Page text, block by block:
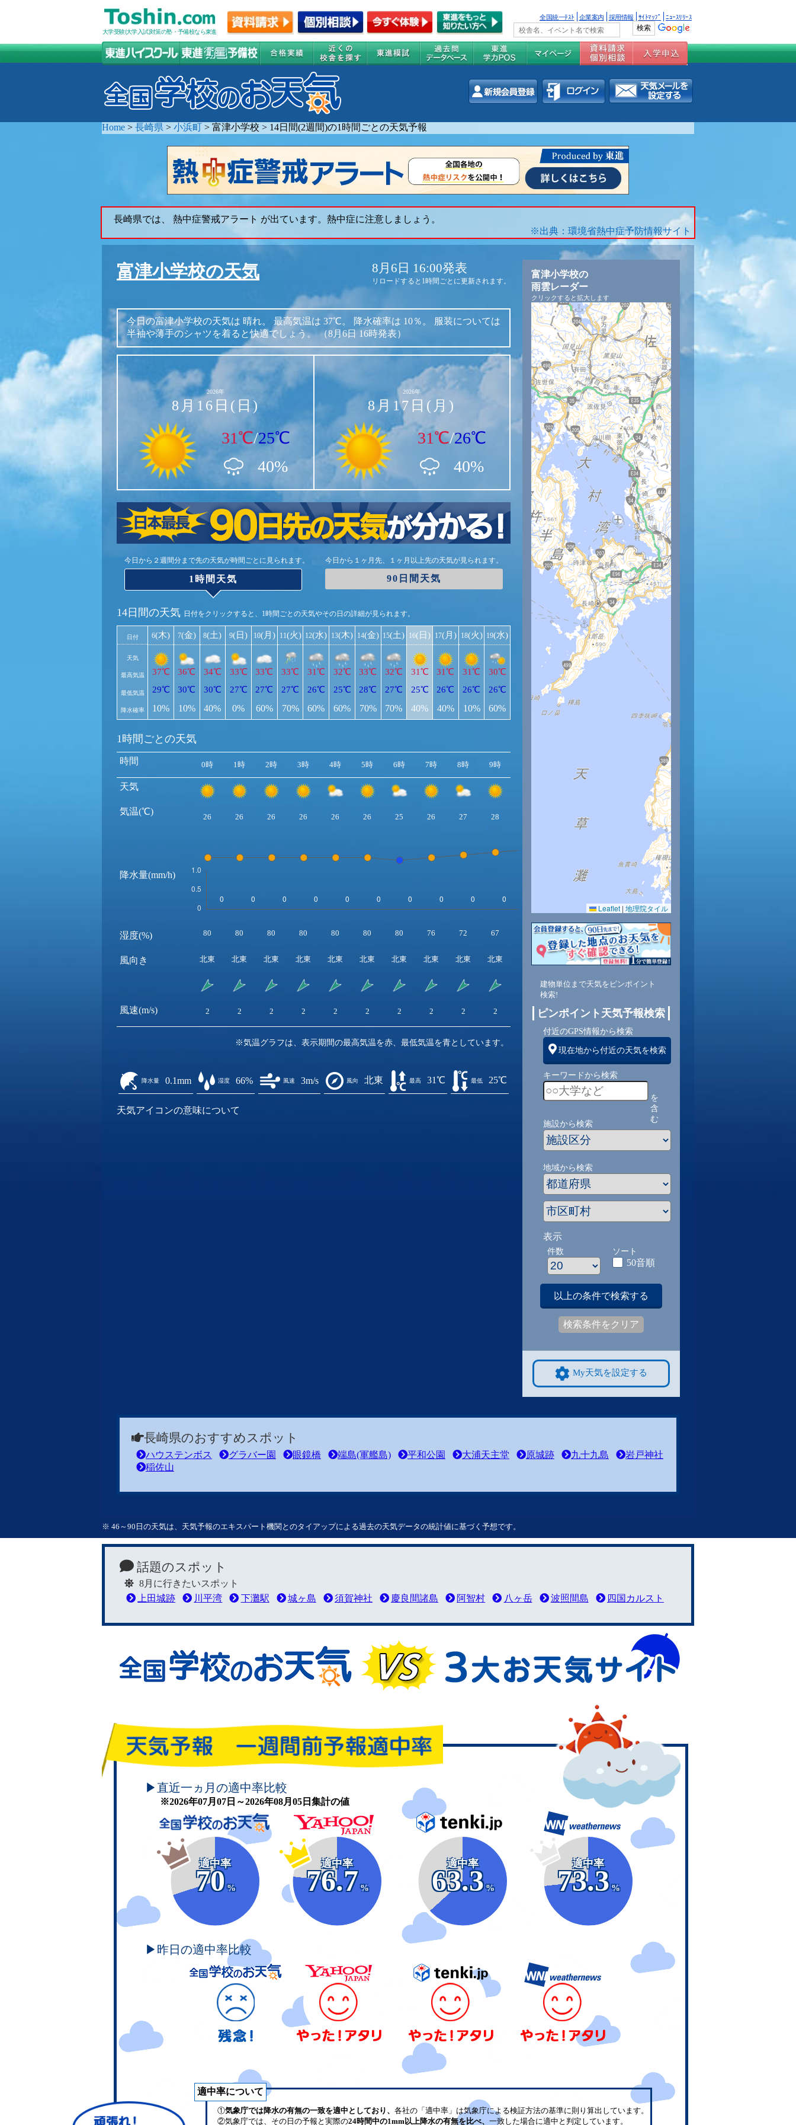
大学受験(大学入試)対策の塾・予備校なら東進
全国統一ﾃｽﾄ 企業案内 採用情報 ｻｲﾄﾏｯﾌﾟ ﾆｭｰｽﾘﾘｰｽ
Home > 長崎県 > 小浜町 > 富津小学校 > 14日間(2週間)の1時間ごとの天気予報
長崎県では、 熱中症警戒アラート が出ています。熱中症に注意しましょう。
※出典：環境省熱中症予防情報サイト
富津小学校の天気 8月6日 16:00発表
リロードすると1時間ごとに更新されます。
今日の富津小学校の天気は 晴れ。 最高気温は 37℃。 降水確率は 10％。
服装については
半袖や薄手のシャツを着ると快適でしょう。（8月6日 16時発表）
2026年
8月16日(日)
31℃/25℃
40%
2026年
8月17日(月)
31℃/26℃
40%
今日から２週間分まで先の天気が時間ごとに見られます。
1時間天気
今日から１ヶ月先、１ヶ月以上先の天気が見られます。
90日間天気
14日間の天気 日付をクリックすると、1時間ごとの天気やその日の詳細が見られます。
日付
天気
最高気温
最低気温
降水確率
6(木)
37℃
29℃
10%
7(金)
36℃
30℃
10%
8(土)
34℃
30℃
40%
9(日)
33℃
27℃
0%
10(月)
33℃
27℃
60%
11(火)
33℃
27℃
70%
12(水)
31℃
26℃
60%
13(木)
32℃
25℃
60%
14(金)
33℃
28℃
70%
15(土)
32℃
27℃
70%
16(日)
31℃
25℃
40%
17(月)
31℃
26℃
40%
18(火)
31℃
26℃
10%
19(水)
30℃
26℃
60%
1時間ごとの天気
時間
天気
気温(℃)
降水量(mm/h)
湿度(%)
風向き
風速(m/s)
0時 1時 2時 3時 4時 5時 6時 7時 8時 9時 14時
26 26 26 26 26 26 25 26 27 28 30 31
80 80 80 80 80 80 80 76 72 67 63 61 60 59
北東 北東 北東 北東 北東 北東 北東 北東 北東 北東 西 西 西
2 2 2 2 2 2 2 2 2 2 1 0 1 2
※気温グラフは、表示期間の最高気温を赤、最低気温を青としています。
降水量 0.1mm 湿度 66% 風速 3m/s 風向 北東 最高 31℃ 最低 25℃
天気アイコンの意味について
富津小学校の
雨雲レーダー
クリックすると拡大します
Leaflet | 地理院タイル
建物単位まで天気をピンポイント
検索!
ピンポイント天気予報検索
付近のGPS情報から検索
現在地から付近の天気を検索
キーワードから検索
を
含
む
施設から検索
地域から検索
表示
件数 ソート
50音順
以上の条件で検索する
検索条件をクリア
My天気を設定する
長崎県のおすすめスポット
ハウステンボス グラバー園 眼鏡橋 端島(軍艦島) 平和公園 大浦天主堂 原城跡 九十九島
岩戸神社
稲佐山
※ 46～90日の天気は、天気予報のエキスパート機関とのタイアップによる過去の天気データの統計値に基づく予想です。
話題のスポット
8月に行きたいスポット
上田城跡
川平湾 下灘駅 城ヶ島 須賀神社 慶良間諸島 阿智村 八ヶ岳 波照間島 四国カルスト
頑張れ！学校のお天気
▶直近一ヵ月の適中率比較
※2026年07月07日～2026年08月05日集計の値
適中率
70
%
適中率
76.7
%
適中率
63.3
%
適中率
73.3
%
▶昨日の適中率比較
適中率について
①気象庁では降水の有無の一致を適中としており、 各社の「適中率」は気象庁による検証方法の基準に則り算出しています。
②気象庁では、その日の予報と実際の24時間中の1mm以上降水の有無を比べ、 一致した場合に適中と判定しています。